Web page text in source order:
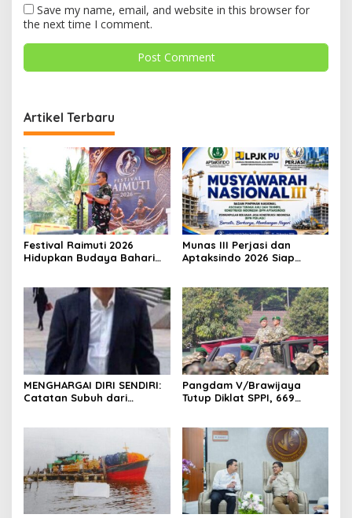
Save my name, email, and website in this browser for
the next time I comment.
Artikel Terbaru
Festival Raimuti 2026
Hidupkan Budaya Bahari
Munas III Perjasi dan
Aptaksindo 2026 Siap
MENGHARGAI DIRI SENDIRI:
Catatan Subuh dari
Pangdam V/Brawijaya
Tutup Diklat SPPI, 669